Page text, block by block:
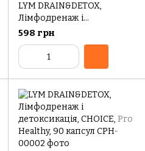
LYM DRAIN&DETOX,
Лімфодренаж і
детоксикація, CHOICE, Pro
Healthy, 60 капсул
598 грн